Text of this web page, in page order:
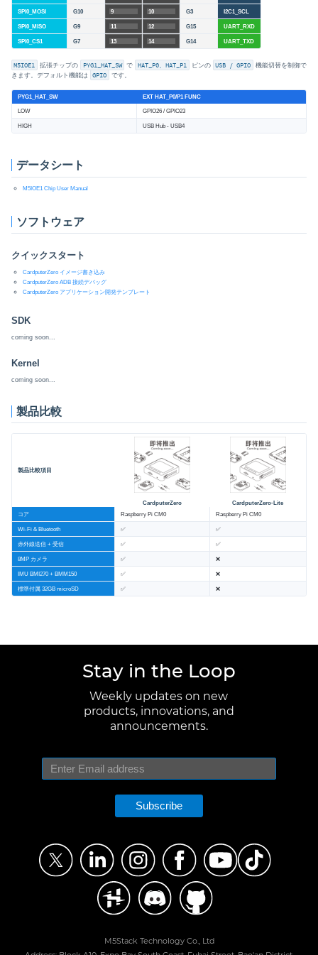
SPI0_MOSI G10 9 10 G3 I2C1_SCL
SPI0_MISO G9 11 12 G15 UART_RXD
SPI0_CS1 G7 13 14 G14 UART_TXD
M5IOE1 拡張チップの PYG1_HAT_SW で HAT_P0、HAT_P1 ピンの USB / GPIO
機能切替を制御で
きます。デフォルト機能は
GPIO です。
PYG1_HAT_SW EXT HAT_P0/P1 FUNC
LOW GPIO26 / GPIO23
HIGH USB Hub - USB4
データシート
M5IOE1 Chip User Manual
ソフトウェア
クイックスタート
CardputerZero イメージ書き込み
CardputerZero ADB 接続デバッグ
CardputerZero アプリケーション開発テンプレート
SDK
coming soon...
Kernel
coming soon...
製品比較
製品比較項目
CardputerZero CardputerZero-Lite
コア Raspberry Pi CM0 Raspberry Pi CM0
Wi-Fi & Bluetooth ✅ ✅
赤外線送信 + 受信 ✅ ✅
8MP カメラ ✅ ❌
IMU BMI270 + BMM150 ✅ ❌
標準付属 32GB microSD ✅ ❌
Stay in the Loop
Weekly updates on new
products, innovations, and
announcements.
Subscribe
M5Stack Technology Co., Ltd